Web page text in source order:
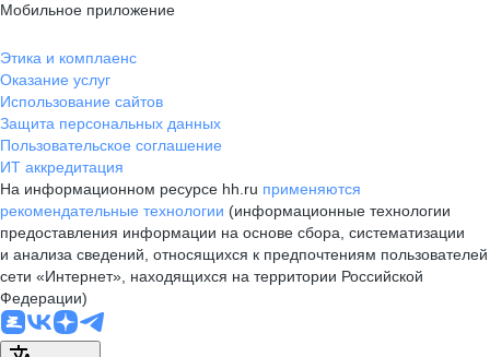
Мобильное приложение
Этика и комплаенс
Оказание услуг
Использование сайтов
Защита персональных данных
Пользовательское соглашение
ИТ аккредитация
На информационном ресурсе hh.ru применяются
рекомендательные технологии (информационные технологии
предоставления информации на основе сбора, систематизации
и анализа сведений, относящихся к предпочтениям пользователей
сети «Интернет», находящихся на территории Российской
Федерации)